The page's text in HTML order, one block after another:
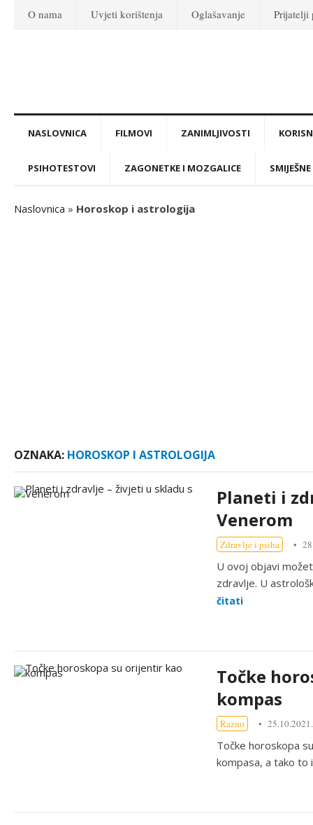
O nama Uvjeti korištenja Oglašavanje Prijatelji
NASLOVNICA FILMOVI ZANIMLJIVOSTI
PSIHOTESTOVI ZAGONETKE I MOZGALICE
Naslovnica » Horoskop i astrologija
OZNAKA: HOROSKOP I ASTROLOGIJA
Planeti i
Venerom
Zdravlje i psiha
U ovoj objavi
zdravlje. U
čitati
Točke
kompas
Razno 25.10.2021.
Točke horoskopa
kompasa, a tako